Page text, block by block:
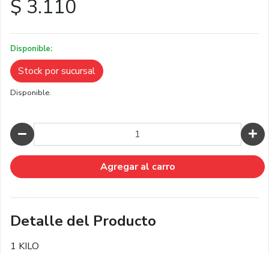
$ 3.110
Disponible:
Stock por sucursal
Disponible.
Cantidad
Agregar al carro
Detalle del Producto
1 KILO